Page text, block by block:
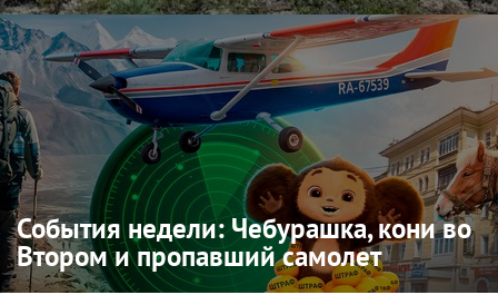
События недели: Чебурашка, кони во
Втором и пропавший самолет